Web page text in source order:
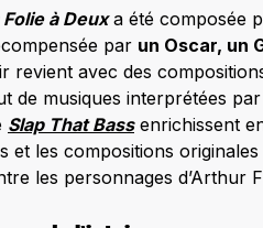
à Deuxa été composée
par un Oscar, un
revient avec des
de musiques interprétées
Slap That Bassenrichissent
et les compositions
les personnages d’Arthur